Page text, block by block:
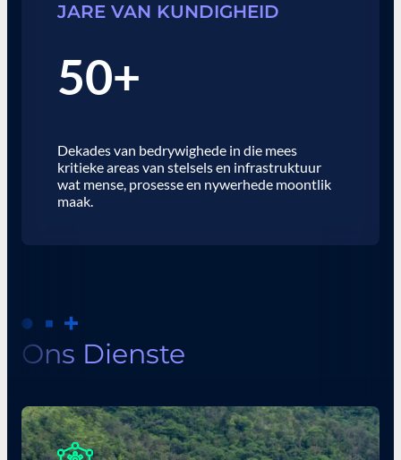
JARE VAN KUNDIGHEID
50+
Dekades van bedrywighede in die mees
kritieke areas van stelsels en infrastruktuur
wat mense, prosesse en nywerhede moontlik
maak.
Ons Dienste